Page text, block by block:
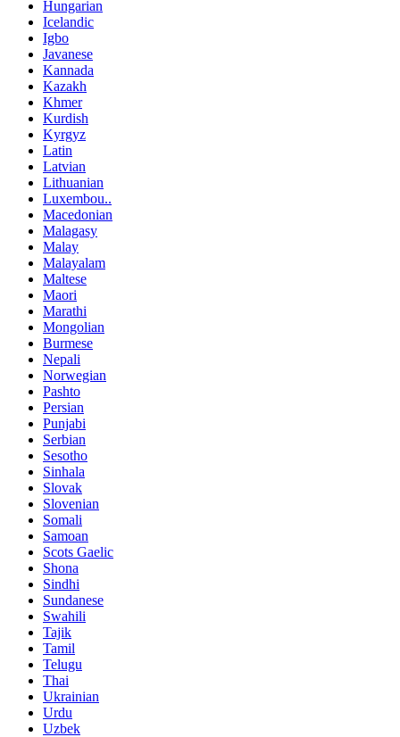
Hungarian
Icelandic
Igbo
Javanese
Kannada
Kazakh
Khmer
Kurdish
Kyrgyz
Latin
Latvian
Lithuanian
Luxembou..
Macedonian
Malagasy
Malay
Malayalam
Maltese
Maori
Marathi
Mongolian
Burmese
Nepali
Norwegian
Pashto
Persian
Punjabi
Serbian
Sesotho
Sinhala
Slovak
Slovenian
Somali
Samoan
Scots Gaelic
Shona
Sindhi
Sundanese
Swahili
Tajik
Tamil
Telugu
Thai
Ukrainian
Urdu
Uzbek